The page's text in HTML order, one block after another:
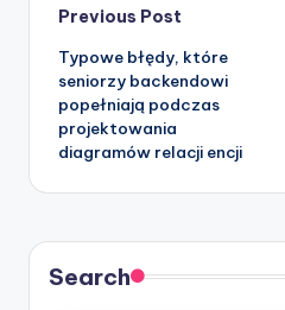
Post
navigation
Previous Post
Typowe błędy, które
seniorzy backendowi
popełniają podczas
projektowania
diagramów relacji encji
Search